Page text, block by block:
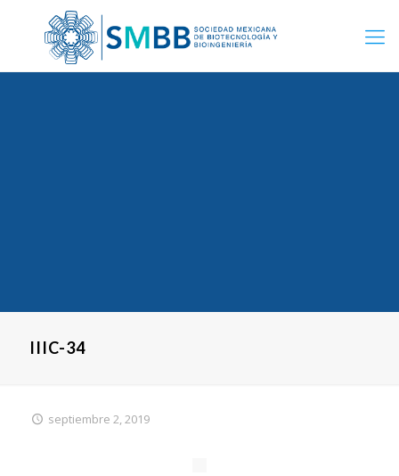
IIIC-34
septiembre 2, 2019